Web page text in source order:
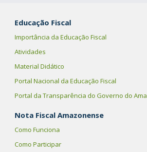
Educação Fiscal
Importância da Educação Fiscal
Atividades
Material Didático
Portal Nacional da Educação Fiscal
Portal da Transparência do Governo do
Nota Fiscal Amazonense
Como Funciona
Como Participar